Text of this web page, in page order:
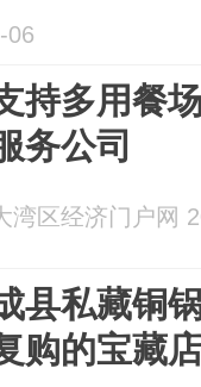
06
持多用餐
务公司
湾区经济门户网
县私藏铜
购的宝藏